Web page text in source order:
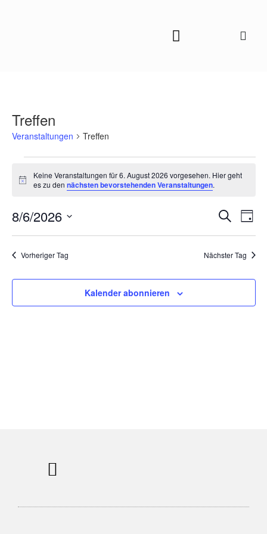
Treffen
Veranstaltungen Treffen
Hinweis
Keine Veranstaltungen für 6. August 2026 vorgesehen. Hier geht
es zu den nächsten bevorstehenden Veranstaltungen.
Suche
und
SucheTag
8/6/2026
Datum
Vorheriger Tag Nächster Tag
Kalender abonnieren